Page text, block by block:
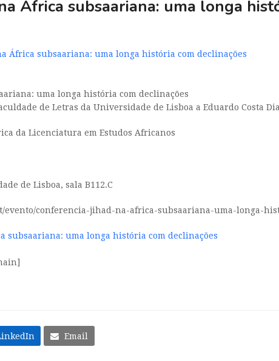
África subsaariana: uma longa
África subsaariana: uma longa história com declinações
uma longa história com declinações
de Letras da Universidade de Lisboa a Eduardo Costa
da Licenciatura em Estudos Africanos
de Lisboa, sala B112.C
conferencia-jihad-na-africa-subsaariana-uma-longa-
subsaariana: uma longa história com declinações
Email